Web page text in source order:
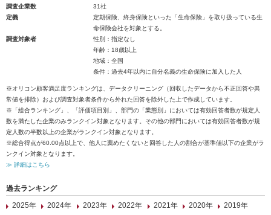
調査企業数
31社
定義
定期保険、終身保険といった「生命保険」を取り扱っている生
命保険会社を対象とする。
調査対象者
性別：指定なし
年齢：18歳以上
地域：全国
条件：過去4年以内に自分名義の生命保険に加入した人
※オリコン顧客満足度ランキングは、データクリーニング（回収したデータから不正回答や異
常値を排除）および調査対象者条件から外れた回答を除外した上で作成しています。
※「総合ランキング」、「評価項目別」、部門の「業態別」においては有効回答者数が規定人
数を満たした企業のみランクイン対象となります。その他の部門においては有効回答者数が規
定人数の半数以上の企業がランクイン対象となります。
※総合得点が60.00点以上で、他人に薦めたくないと回答した人の割合が基準値以下の企業がラ
ンクイン対象となります。
≫ 詳細はこちら
過去ランキング
2025年
2024年 2023年 2022年 2021年 2020年
2019年